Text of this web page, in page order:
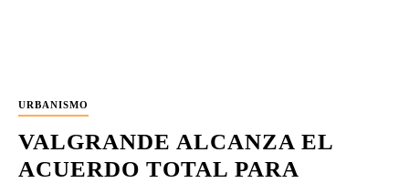
URBANISMO
VALGRANDE ALCANZA EL
ACUERDO TOTAL PARA